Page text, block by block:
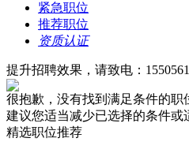
紧急职位
推荐职位
资质认证
提升招聘效果，请致电：
很抱歉，没有找到满足条件的职
建议您适当减少已选择的条件
精选职位推荐